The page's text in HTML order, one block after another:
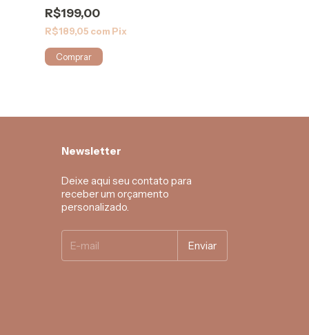
R$199,00
R$189,05 com Pix
Comprar
Newsletter
Deixe aqui seu contato para
receber um orçamento
personalizado.